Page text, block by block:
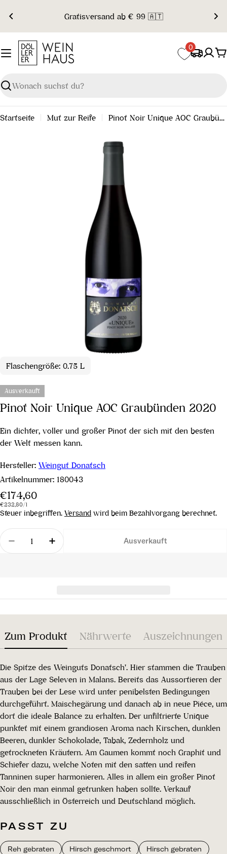
Inhalt
springen
Gratisversand ab € 99 🇦🇹
Suchen
0
Startseite Mut zur Reife Pinot Noir Unique AOC Graubünden 2020
Flaschengröße: 0.75 L
Ausverkauft
Pinot Noir Unique AOC Graubünden 2020
Ein dichter, voller und großer Pinot der sich mit den besten
der Welt messen kann.
Hersteller: Weingut Donatsch
Artikelnummer: 180043
Regulärer
Preis
€174,60
Stückpreis
€232,80/pro
l
Steuer inbegriffen. Versand wird beim Bezahlvorgang berechnet.
Menge
Menge für Pinot Noir Unique AOC Graubünden
Menge für Pinot Noir Unique AOC
Ausverkauft
Zum Produkt Nährwerte Auszeichnungen
Die Spitze des Weinguts Donatsch'. Hier stammen die Trauben
aus der Lage Seleven in Malans. Bereits das Aussortieren der
Trauben bei der Lese wird unter penibelsten Bedingungen
durchgeführt. Maischegärung und danach ab in neue Piéce, um
dort die ideale Balance zu erhalten. Der unfiltrierte Unique
punktet mit einem grandiosen Aroma nach Kirschen, dunklen
Beeren, dunkler Schokolade, Tabak, Zedernholz und
getrockneten Kräutern. Am Gaumen kommt noch Graphit und
Schiefer dazu, welche Noten mit den satten und reifen
Tanninen super harmonieren. Alles in allem ein großer Pinot
Noir den man einmal getrunken haben sollte. Verkauf
ausschließlich in Österreich und Deutschland möglich.
PASST ZU
Reh gebraten Hirsch geschmort
Hirsch gebraten